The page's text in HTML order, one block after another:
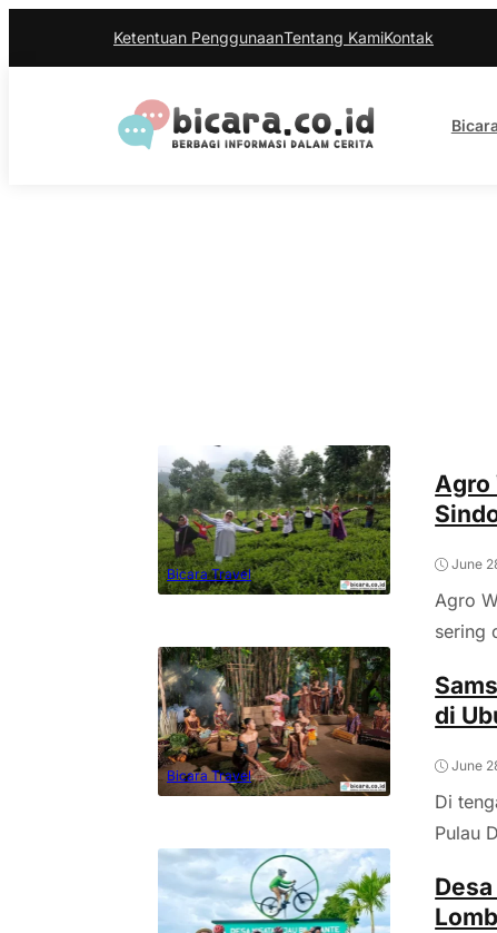
Ketentuan PenggunaanTentang KamiKontak
Bicara Travel
Agro
June
Agro
sering
Bicara Travel
di
June
Di
Pulau